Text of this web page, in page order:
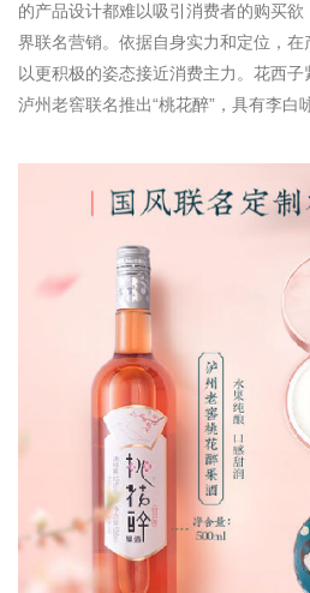
的产品设计都难以吸引消费者的购买
界联名营销。依据自身实力和定位，在
以更积极的姿态接近消费主力。 花西子
泸州老窖联名推出“桃花醉”，具有李白